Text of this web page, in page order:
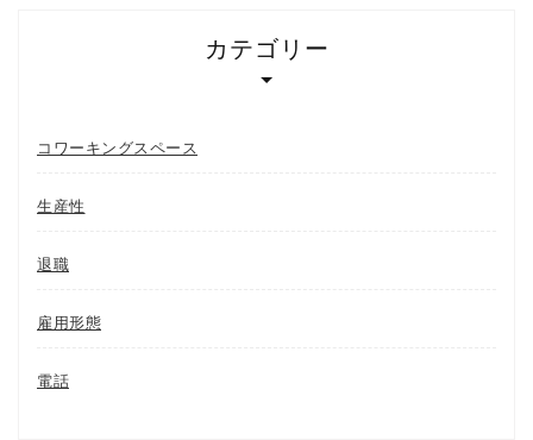
カテゴリー
コワーキングスペース
生産性
退職
雇用形態
電話